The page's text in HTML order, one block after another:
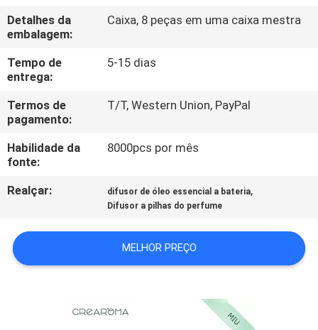
EXCURSÃO
DA
FÁBRICA
CONTROLE
DA
QUALIDADE
CONTACTE-
NOS
NOTÍCIA
PEÇA
Detalhes da
embalagem:
Caixa, 8 peças em uma caixa mestra
Tempo de
entrega:
5-15 dias
Termos de
pagamento:
T/T, Western Union, PayPal
Habilidade da
fonte:
8000pcs por mês
Realçar: difusor de óleo essencial a bateria,
Difusor a pilhas do perfume
MELHOR PREÇO